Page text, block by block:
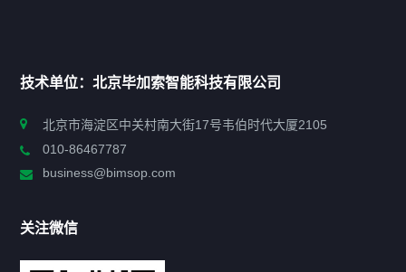
政策法规
技术单位：北京毕加索智能科技有限公司
北京市海淀区中关村南大街17号韦伯时代大厦2105
010-86467787
business@bimsop.com
关注微信